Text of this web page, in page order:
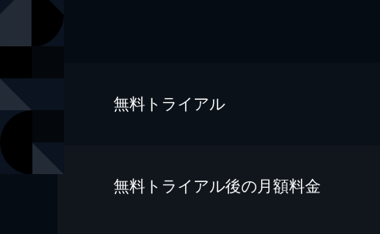
無料トライアル
無料トライアル後の⽉額料金